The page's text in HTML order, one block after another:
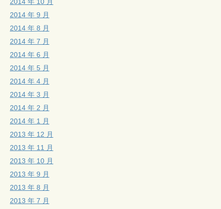
2014 年 9 月
2014 年 8 月
2014 年 7 月
2014 年 6 月
2014 年 5 月
2014 年 4 月
2014 年 3 月
2014 年 2 月
2014 年 1 月
2013 年 12 月
2013 年 11 月
2013 年 10 月
2013 年 9 月
2013 年 8 月
2013 年 7 月